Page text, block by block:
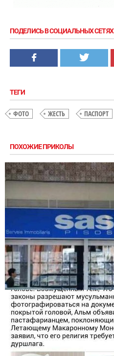
ПОДЕЛИСЬ В СОЦИАЛЬНЫХ СЕТЯХ
ТЕГИ
ФОТО ЖЕСТЬ ПАСПОРТ
ПОХОЖИЕ ПРИКОЛЫ